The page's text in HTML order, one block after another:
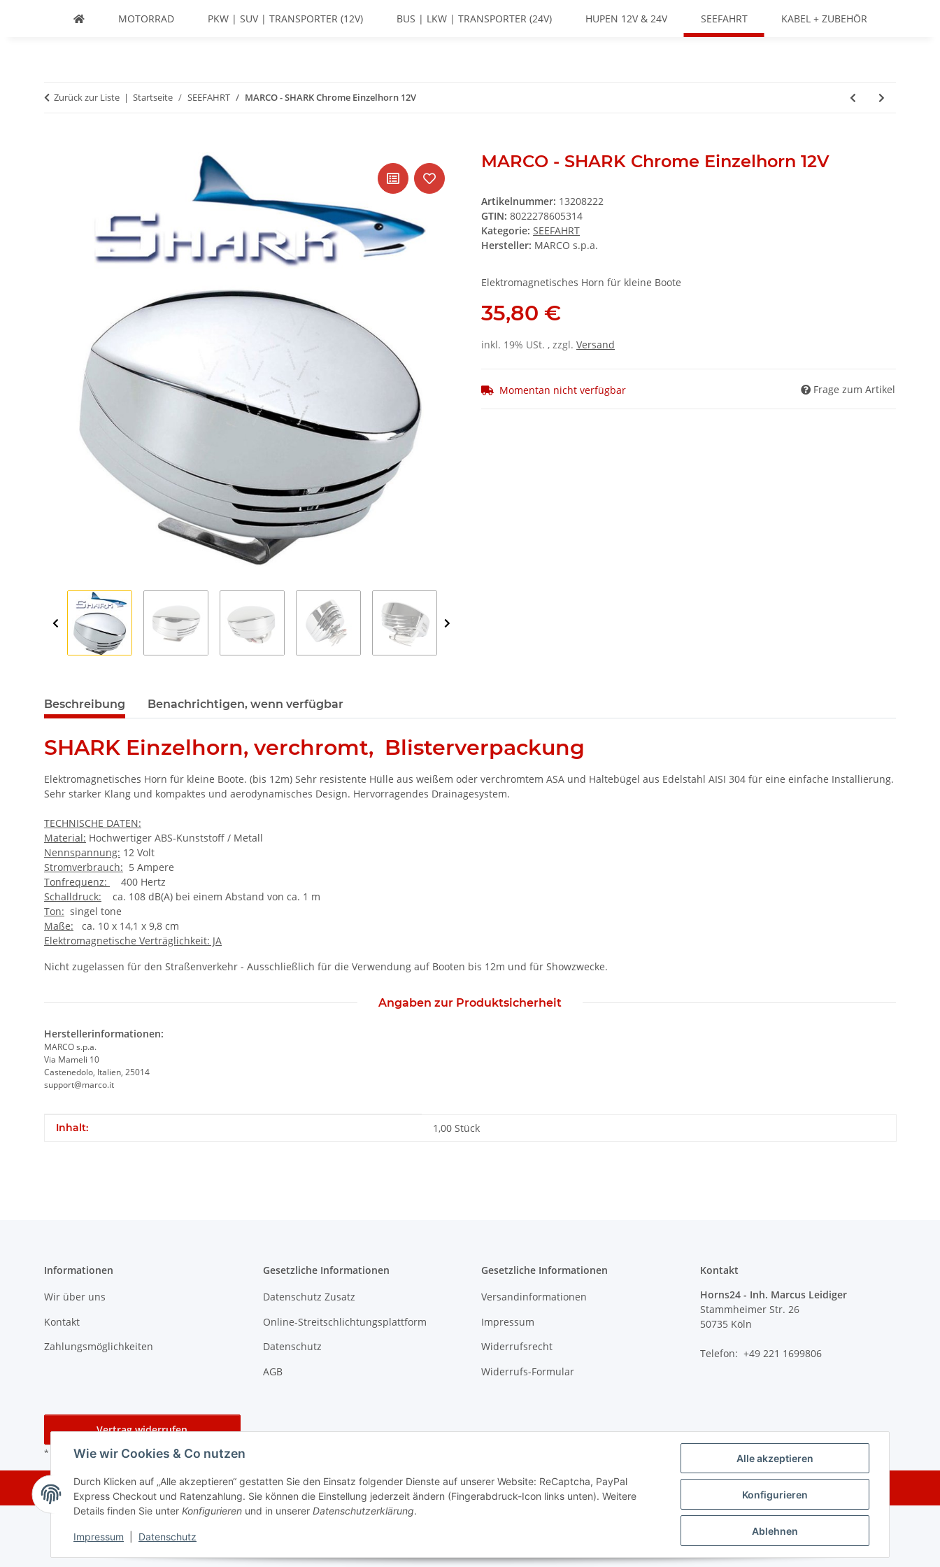
Alle akzeptieren
Konfigurieren
Ablehnen
Wie wir Cookies & Co nutzen
Durch Klicken auf „Alle akzeptieren“ gestatten Sie den Einsatz folgender Dienste auf unserer Website: ReCaptcha, PayPal
Express Checkout und Ratenzahlung. Sie können die Einstellung jederzeit ändern (Fingerabdruck-Icon links unten). Weitere
Details finden Sie unter Konfigurieren und in unserer Datenschutzerklärung.
Impressum Datenschutz
MOTORRAD PKW | SUV | TRANSPORTER (12V) BUS | LKW | TRANSPORTER (24V) HUPEN 12V & 24V SEEFAHRT KABEL + ZUBEHÖR
Zurück zur Liste Startseite SEEFAHRT MARCO - SHARK Chrome Einzelhorn 12V
MARCO - SHARK Chrome Einzelhorn 12V
Artikelnummer: 13208222
GTIN: 8022278605314
Kategorie: SEEFAHRT
Hersteller: MARCO s.p.a.
Elektromagnetisches Horn für kleine Boote
35,80 €
inkl. 19% USt. , zzgl. Versand
Momentan nicht verfügbar Frage zum Artikel
Beschreibung Benachrichtigen, wenn verfügbar
SHARK Einzelhorn, verchromt, Blisterverpackung
Elektromagnetisches Horn für kleine Boote. (bis 12m) Sehr resistente Hülle aus weißem oder verchromtem ASA und Haltebügel aus Edelstahl AISI 304 für eine einfache Installierung.
Sehr starker Klang und kompaktes und aerodynamisches Design. Hervorragendes Drainagesystem.
TECHNISCHE DATEN:
Material: Hochwertiger ABS-Kunststoff / Metall
Nennspannung: 12 Volt
Stromverbrauch: 5 Ampere
Tonfrequenz:
400 Hertz
Schalldruck: ca. 108 dB(A) bei einem Abstand von ca. 1 m
Ton: singel tone
Maße: ca. 10 x 14,1 x 9,8 cm
Elektromagnetische Verträglichkeit: JA
Nicht zugelassen für den Straßenverkehr - Ausschließlich für die Verwendung auf Booten bis 12m und für Showzwecke.
Angaben zur Produktsicherheit
Herstellerinformationen:
MARCO s.p.a.
Via Mameli 10
Castenedolo, Italien, 25014
support@marco.it
Produkteigenschaft
Wert
Inhalt: 1,00 Stück
Informationen
Wir über uns
Kontakt
Zahlungsmöglichkeiten
Gesetzliche Informationen
Datenschutz Zusatz
Online-Streitschlichtungsplattform
Datenschutz
AGB
Gesetzliche Informationen
Versandinformationen
Impressum
Widerrufsrecht
Widerrufs-Formular
Kontakt
Horns24 - Inh. Marcus Leidiger
Stammheimer Str. 26
50735 Köln
Telefon: +49 221 1699806
Vertrag widerrufen
* Alle Preise inkl. gesetzlicher USt., zzgl. Versand
© horns24.de - Marcus Leidiger